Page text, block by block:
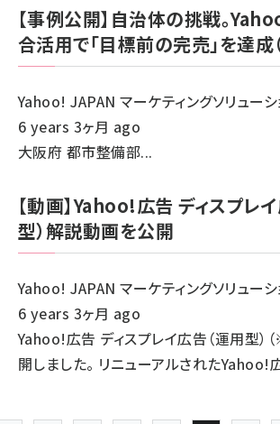
【事例公開】自治体の挑戦。
合活用で「目標前の完売」を達成
Yahoo! JAPAN マーケティングソリュー
6 years 3ヶ月 ago
大阪府 都市整備部...
【動画】Yahoo!広告 ディスプレ
型）解説動画を公開
Yahoo! JAPAN マーケティングソリュー
6 years 3ヶ月 ago
Yahoo!広告 ディスプレイ広告（運用型）
開しました。 リニューアルされたYahoo!